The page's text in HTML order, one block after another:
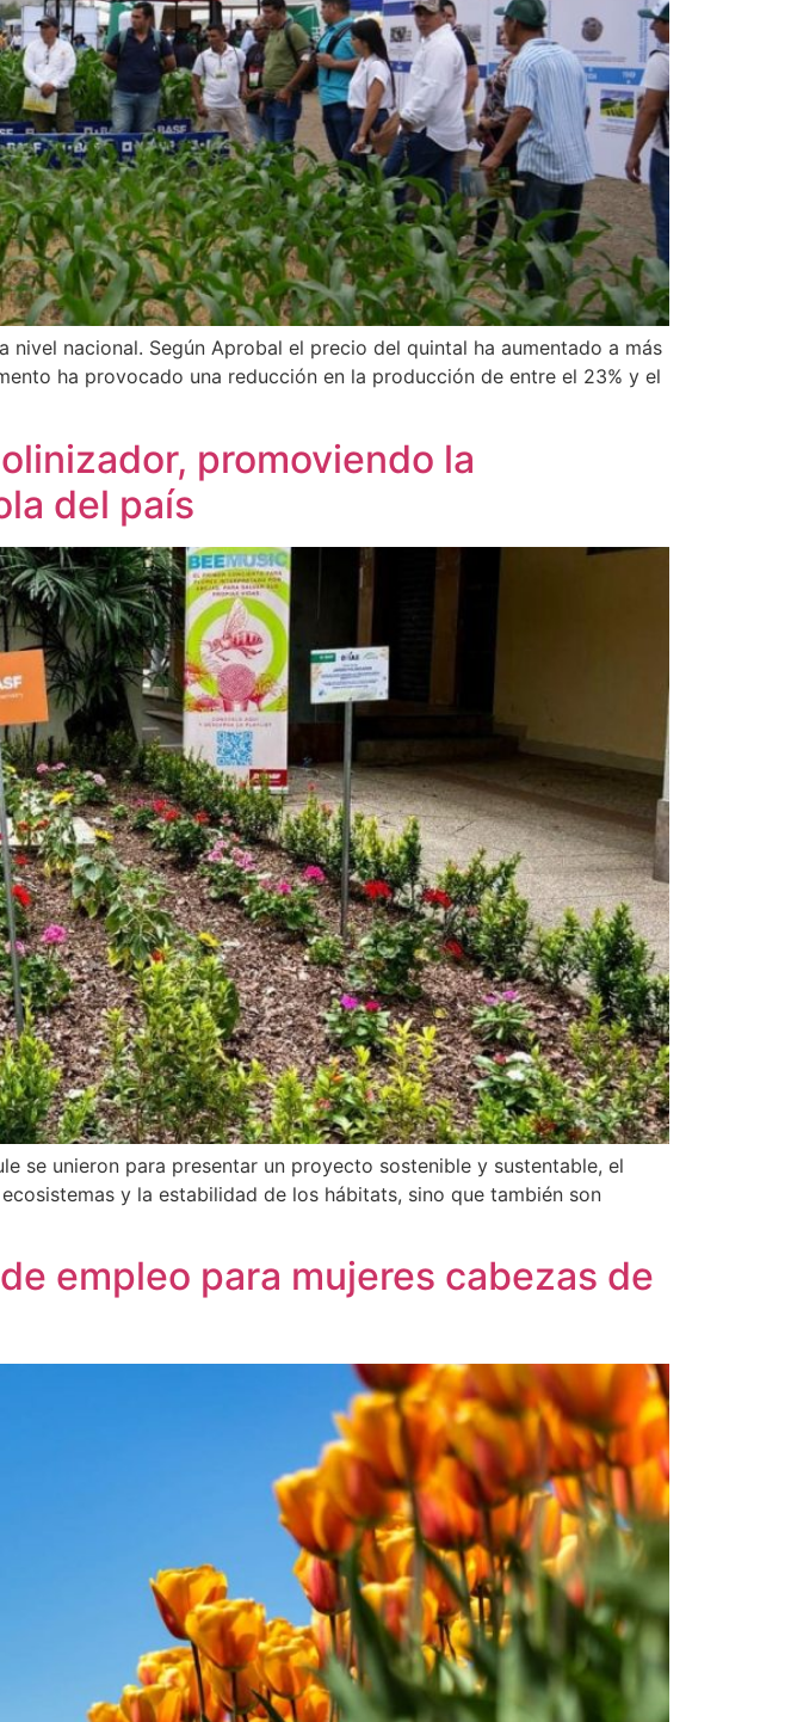
nacional. Según Aprobal el precio del quintal ha aumentado a más
ha provocado una reducción en la producción de entre el 23% y el
promoviendo la
del país
se unieron para presentar un proyecto sostenible y sustentable, el
y la estabilidad de los hábitats, sino que también son
empleo para mujeres cabezas de